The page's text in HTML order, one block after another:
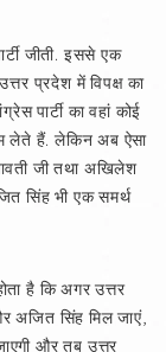
जीती. इससे एक
प्रदेश में विपक्ष का
पार्टी का वहां कोई
लेते हैं. लेकिन अब ऐसा
जी तथा अखिलेश
सिंह भी एक समर्थ
है कि अगर उत्तर
अजित सिंह मिल जाएं,
और तब उत्तर